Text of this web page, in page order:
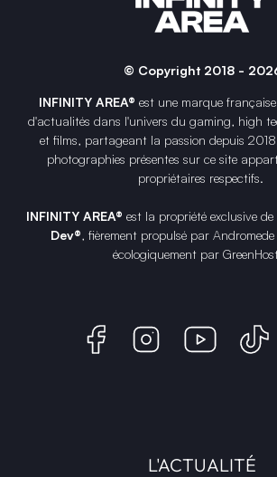
© Copyright 2018 -
INFINITY AREA® est une marque française
d'actualités dans l'univers du gaming, high
et films, partageant la passion depuis
photographies présentes sur ce site
propriétaires respectifs.
INFINITY AREA® est la propriété exclusive de
Dev®, fièrement propulsé par
écologiquement par
L'ACTUALITÉ